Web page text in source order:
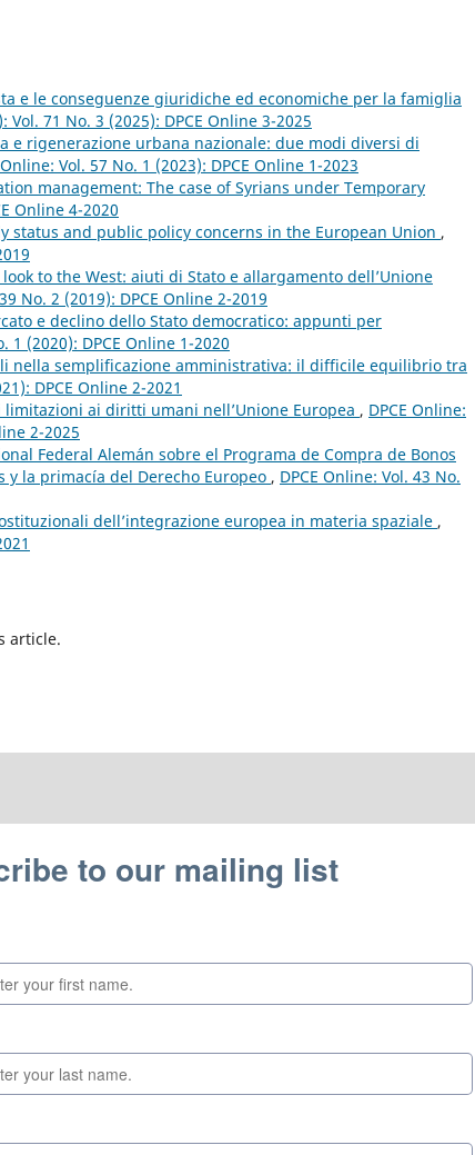
e le conseguenze giuridiche ed economiche per la famiglia
Vol. 71 No. 3 (2025): DPCE Online 3-2025
e rigenerazione urbana nazionale: due modi diversi di
Online: Vol. 57 No. 1 (2023): DPCE Online 1-2023
management: The case of Syrians under Temporary
Online 4-2020
status and public policy concerns in the European Union ,
to the West: aiuti di Stato e allargamento dell’Unione
No. 2 (2019): DPCE Online 2-2019
e declino dello Stato democratico: appunti per
1 (2020): DPCE Online 1-2020
nella semplificazione amministrativa: il difficile equilibrio tra
DPCE Online 2-2021
ai diritti umani nell’Unione Europea , DPCE Online:
2-2025
Federal Alemán sobre el Programa de Compra de Bonos
la primacía del Derecho Europeo , DPCE Online: Vol. 43 No.
dell’integrazione europea in materia spaziale ,
article.